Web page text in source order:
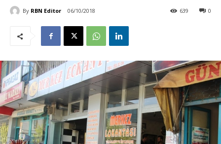
By RBN Editor 06/10/2018 0
639